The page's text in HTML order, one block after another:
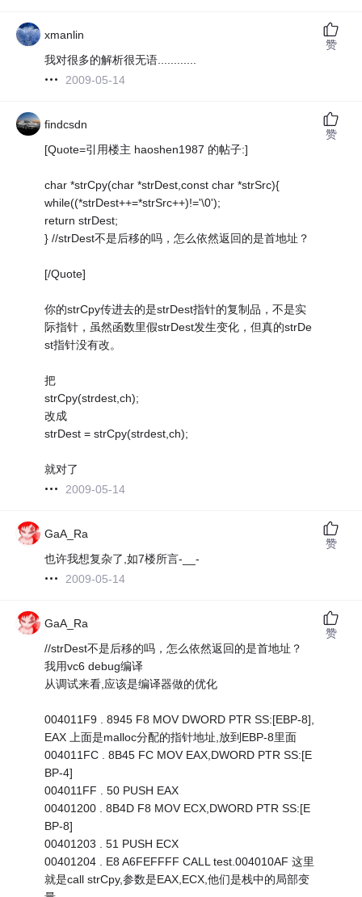
xmanlin
我对很多的解析很无语............
2009-05-14
赞
findcsdn
[Quote=引用楼主 haoshen1987 的帖子:]
char *strCpy(char *strDest,const char *strSrc){
while((*strDest++=*strSrc++)!='\0');
return strDest;
} //strDest不是后移的吗，怎么依然返回的是首地址？
[/Quote]
你的strCpy传进去的是strDest指针的复制品，不是实
际指针，虽然函数里假strDest发生变化，但真的strDe
st指针没有改。
把
strCpy(strdest,ch);
改成
strDest = strCpy(strdest,ch);
就对了
2009-05-14
赞
GaA_Ra
也许我想复杂了,如7楼所言-__-
2009-05-14
赞
GaA_Ra
//strDest不是后移的吗，怎么依然返回的是首地址？
我用vc6 debug编译
从调试来看,应该是编译器做的优化
004011F9 . 8945 F8 MOV DWORD PTR SS:[EBP-8],
EAX 上面是malloc分配的指针地址,放到EBP-8里面
004011FC . 8B45 FC MOV EAX,DWORD PTR SS:[E
BP-4]
004011FF . 50 PUSH EAX
00401200 . 8B4D F8 MOV ECX,DWORD PTR SS:[E
BP-8]
00401203 . 51 PUSH ECX
00401204 . E8 A6FEFFFF CALL test.004010AF 这里
就是call strCpy,参数是EAX,ECX,他们是栈中的局部变
赞